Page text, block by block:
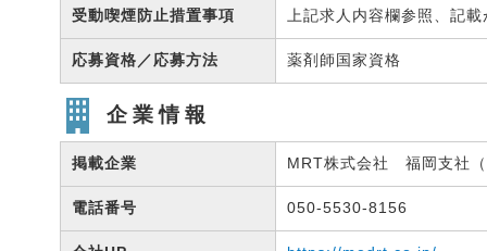
受動喫煙防止措置事項 上記求人内容欄参照、記
応募資格／応募方法 薬剤師国家資格
企業情報
掲載企業 MRT株式会社 福岡支社
電話番号 050-5530-8156